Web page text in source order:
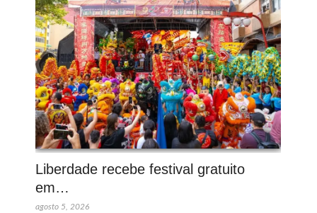
Liberdade recebe festival gratuito
em…
agosto 5, 2026